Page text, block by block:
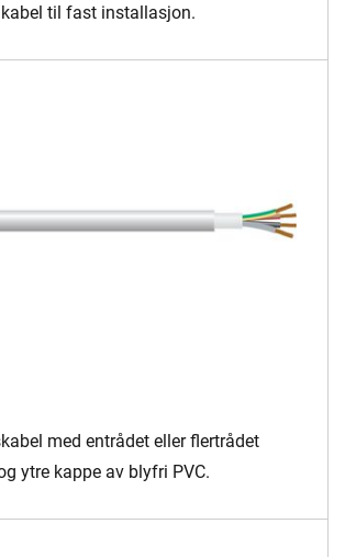
til fast installasjon.
med entrådet eller flertrådet
ytre kappe av blyfri PVC.